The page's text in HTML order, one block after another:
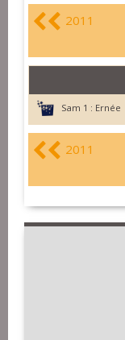
2011
Sam 1 : Ernée
2011